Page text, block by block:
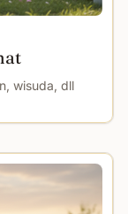
wisuda, dll